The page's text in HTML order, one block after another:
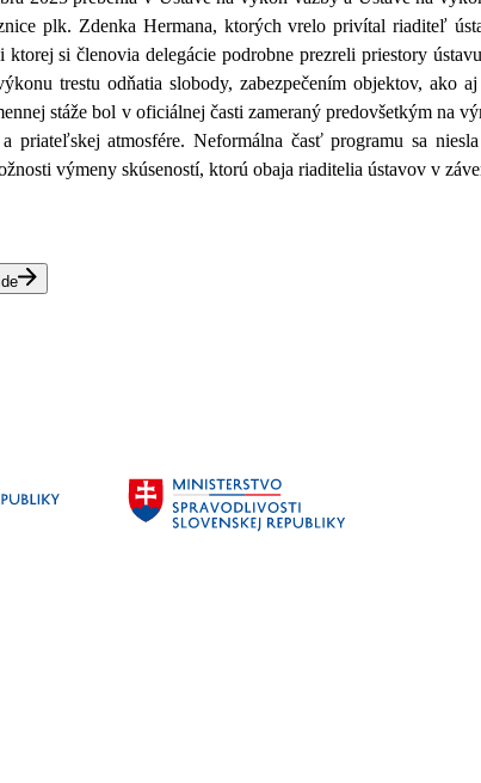
plk. Zdenka Hermana, ktorých vrelo privítal riaditeľ
ktorej si členovia delegácie podrobne prezreli priestory
trestu odňatia slobody, zabezpečením objektov, ako
stáže bol v oficiálnej časti zameraný predovšetkým na
priateľskej atmosfére. Neformálna časť programu sa
výmeny skúseností, ktorú obaja riaditelia ústavov v